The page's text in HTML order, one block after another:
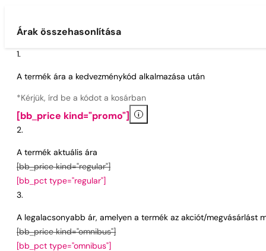
Árak összehasonlítása
A termék ára a kedvezménykód alkalmazása után
*Kérjük, írd be a kódot a kosárban
[bb_price kind="promo"] i
A termék aktuális ára
[bb_price kind="regular"]
[bb_pct type="regular"]
A legalacsonyabb ár, amelyen a termék az akciót/megvásárlást
[bb_price kind="omnibus"]
[bb_pct type="omnibus"]